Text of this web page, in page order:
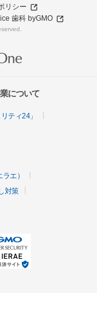
リシー
歯科 byGMO
について
ティ24」
エ）
対策